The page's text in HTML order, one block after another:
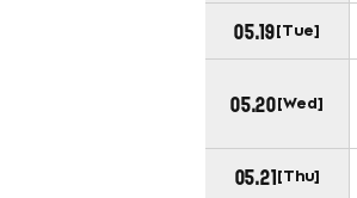
05.19 [Tue]
05.20 [Wed]
05.21 [Thu]